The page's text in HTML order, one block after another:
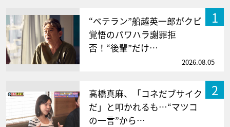
1
“ベテラン”船越英一郎がクビ
覚悟のパワハラ謝罪拒
否！“後輩”だけ…
2026.08.05
2
高橋真麻、「コネだブサイク
だ」と叩かれるも…“マツコ
の一言”から…